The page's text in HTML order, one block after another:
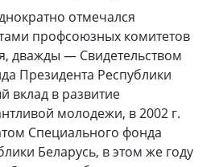
отмечался
профсоюзных комитетов
дважды — Свидетельством
Президента Республики
вклад в развитие
молодежи, в 2002 г.
Специального фонда
Беларусь, в этом же году